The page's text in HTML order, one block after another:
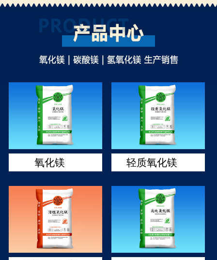
氧化镁 轻质氧化镁